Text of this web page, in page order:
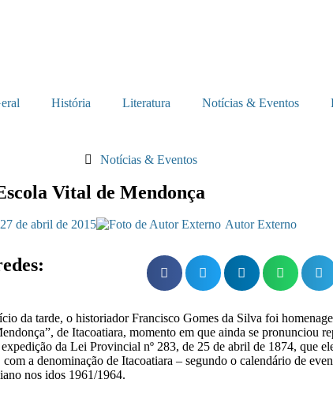
História Literatura Notícias & Eventos
Notícias & Eventos
Vital de Mendonça
27 de abril de 2015 Autor Externo
da tarde, o historiador Francisco Gomes da Silva foi
de Itacoatiara, momento em que ainda se pronunciou
da Lei Provincial nº 283, de 25 de abril de 1874, que
a denominação de Itacoatiara – segundo o calendário de
nos idos 1961/1964.